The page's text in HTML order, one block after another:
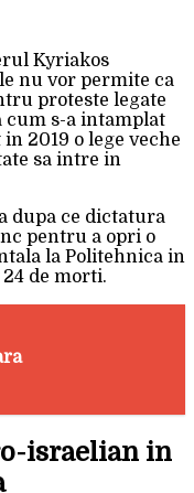
Kyriakos
nu vor permite ca
proteste legate
cum s-a intamplat
2019 o lege veche
sa intre in
dupa ce dictatura
pentru a opri o
la Politehnica in
de morti.
israelian in